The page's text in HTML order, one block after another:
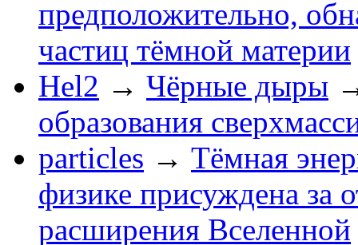
предположительно,
частиц тёмной материи
Hel2 → Чёрные дыры
образования
particles → Тёмная
физике присуждена за
расширения Вселенной